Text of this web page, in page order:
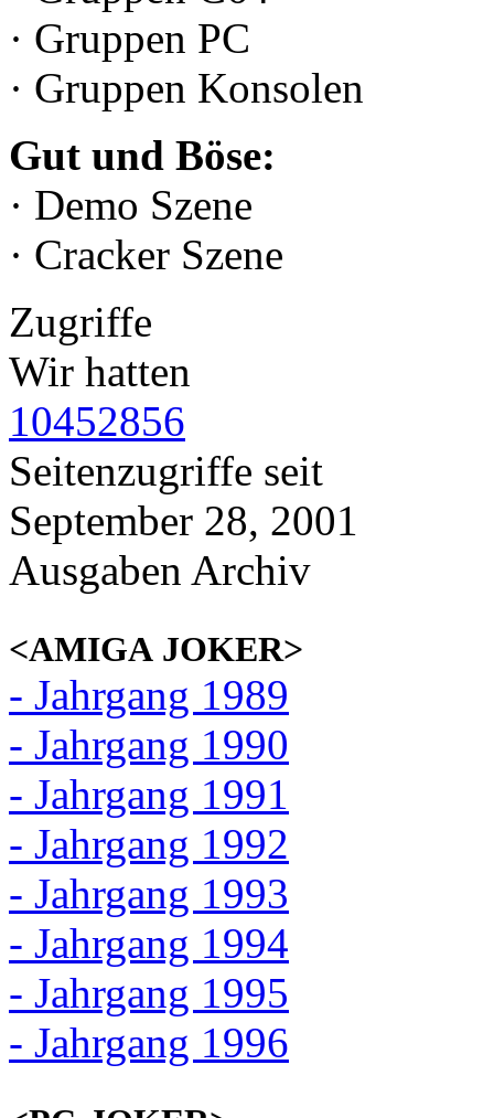
· Gruppen PC
· Gruppen Konsolen
Gut und Böse:
· Demo Szene
· Cracker Szene
Zugriffe
Wir hatten
10452856
Seitenzugriffe seit
September 28, 2001
Ausgaben Archiv
<AMIGA JOKER>
- Jahrgang 1989
- Jahrgang 1990
- Jahrgang 1991
- Jahrgang 1992
- Jahrgang 1993
- Jahrgang 1994
- Jahrgang 1995
- Jahrgang 1996